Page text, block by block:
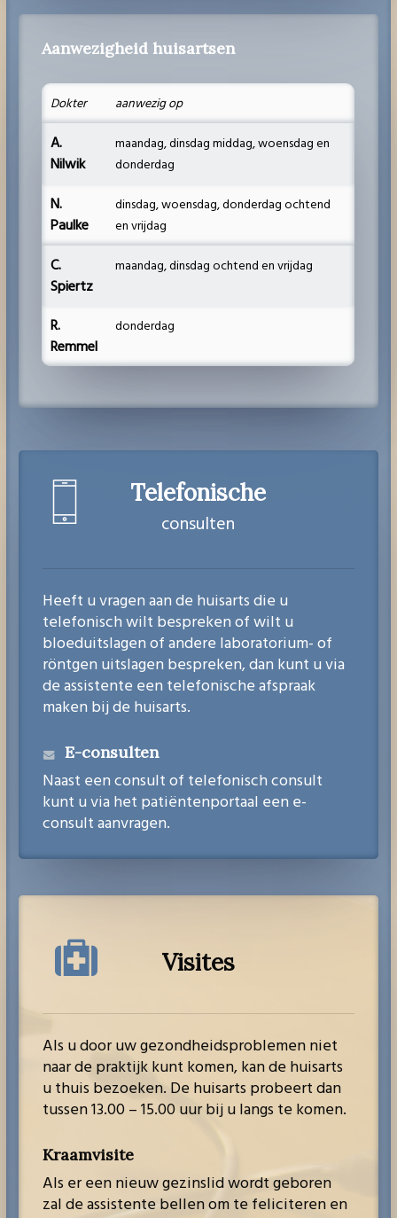
Aanwezigheid huisartsen
Dokter aanwezig op
A.
Nilwik
maandag, dinsdag middag, woensdag en
donderdag
N.
Paulke
dinsdag, woensdag, donderdag ochtend
en vrijdag
C.
Spiertz
maandag, dinsdag ochtend en vrijdag
R.
Remmel
donderdag
Telefonische
consulten
Heeft u vragen aan de huisarts die u
telefonisch wilt bespreken of wilt u
bloeduitslagen of andere laboratorium- of
röntgen uitslagen bespreken, dan kunt u via
de assistente een telefonische afspraak
maken bij de huisarts.
E-consulten
Naast een consult of telefonisch consult
kunt u via het patiëntenportaal een e-
consult aanvragen.
Visites
Als u door uw gezondheidsproblemen niet
naar de praktijk kunt komen, kan de huisarts
u thuis bezoeken. De huisarts probeert dan
tussen 13.00 – 15.00 uur bij u langs te komen.
Kraamvisite
Als er een nieuw gezinslid wordt geboren
zal de assistente bellen om te feliciteren en